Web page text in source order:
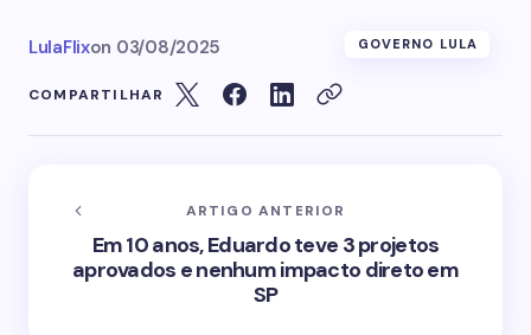
LulaFlixon 03/08/2025 GOVERNO LULA
COMPARTILHAR
ARTIGO ANTERIOR
Em 10 anos, Eduardo teve 3 projetos
aprovados e nenhum impacto direto em
SP